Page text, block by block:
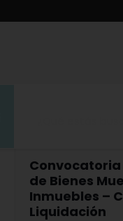
de Bienes
Inmuebles –
Liquidación